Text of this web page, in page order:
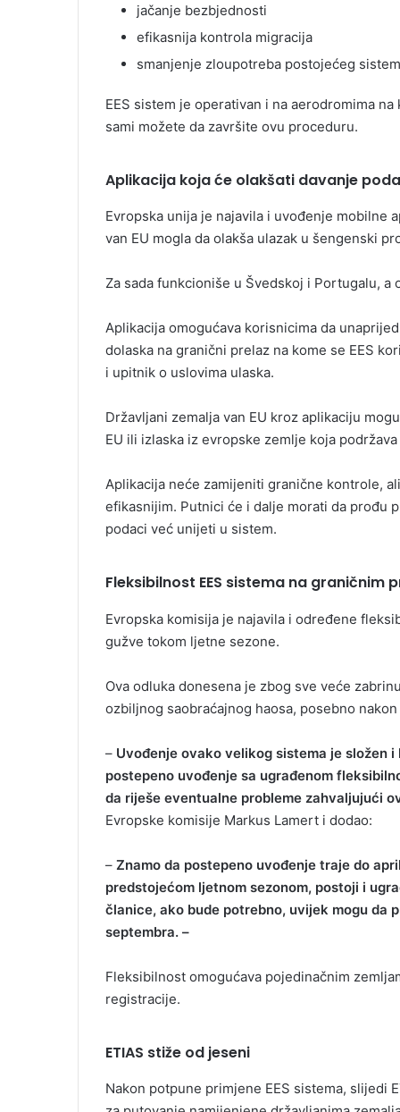
jačanje bezbjednosti
efikasnija kontrola migracija
smanjenje zloupotreba postojećeg
EES sistem je operativan i na aerodromima
sami možete da završite ovu proceduru.
Aplikacija koja će olakšati davanje
Evropska unija je najavila i uvođenje mobilne
van EU mogla da olakša ulazak u šengenski
Za sada funkcioniše u Švedskoj i Portugalu,
Aplikacija omogućava korisnicima da
dolaska na granični prelaz na kome se EES
i upitnik o uslovima ulaska.
Državljani zemalja van EU kroz aplikaciju
EU ili izlaska iz evropske zemlje koja
Aplikacija neće zamijeniti granične kontrole,
efikasnijim. Putnici će i dalje morati da prođu
podaci već unijeti u sistem.
Fleksibilnost EES sistema na graničnim
Evropska komisija je najavila i određene
gužve tokom ljetne sezone.
Ova odluka donesena je zbog sve veće
ozbiljnog saobraćajnog haosa, posebno
– Uvođenje ovako velikog sistema je složen
postepeno uvođenje sa ugrađenom
da riješe eventualne probleme zahvaljujući
Evropske komisije Markus Lamert i dodao:
– Znamo da postepeno uvođenje traje do
predstojećom ljetnom sezonom, postoji i
članice, ako bude potrebno, uvijek mogu da
septembra. –
Fleksibilnost omogućava pojedinačnim
registracije.
ETIAS stiže od jeseni
Nakon potpune primjene EES sistema, slijedi